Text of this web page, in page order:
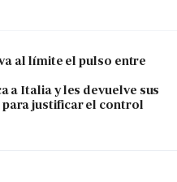
al límite el pulso entre
a Italia y les devuelve sus
justificar el control